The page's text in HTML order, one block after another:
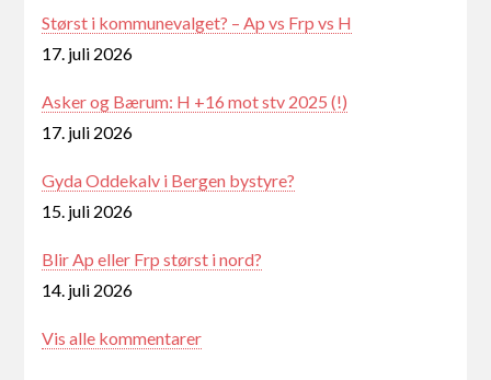
Størst i kommunevalget? – Ap vs Frp vs H
17. juli 2026
Asker og Bærum: H +16 mot stv 2025 (!)
17. juli 2026
Gyda Oddekalv i Bergen bystyre?
15. juli 2026
Blir Ap eller Frp størst i nord?
14. juli 2026
Vis alle kommentarer